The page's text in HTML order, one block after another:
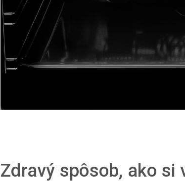
Zdravý spôsob, ako si